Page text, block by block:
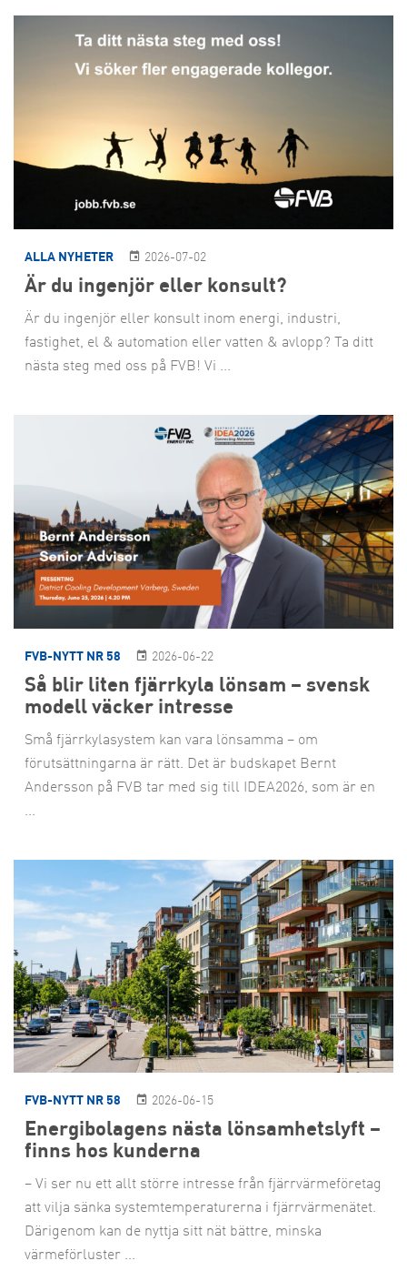
ALLA NYHETER 2026-07-02
Är du ingenjör eller konsult?
Är du ingenjör eller konsult inom energi, industri,
fastighet, el & automation eller vatten & avlopp? Ta ditt
nästa steg med oss på FVB! Vi ...
FVB-NYTT NR 58 2026-06-22
Så blir liten fjärrkyla lönsam – svensk
modell väcker intresse
Små fjärrkylasystem kan vara lönsamma – om
förutsättningarna är rätt. Det är budskapet Bernt
Andersson på FVB tar med sig till IDEA2026, som är en
...
FVB-NYTT NR 58 2026-06-15
Energibolagens nästa lönsamhetslyft –
finns hos kunderna
– Vi ser nu ett allt större intresse från fjärrvärmeföretag
att vilja sänka systemtemperaturerna i fjärrvärmenätet.
Därigenom kan de nyttja sitt nät bättre, minska
värmeförluster ...